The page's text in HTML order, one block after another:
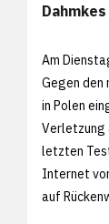
Am
Gegen den
in Polen
Verletzung
letzten
Internet
auf